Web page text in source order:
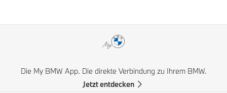
Die My BMW App. Die direkte Verbindung zu Ihrem BMW.
Jetzt entdecken